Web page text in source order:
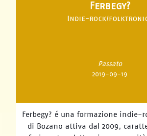
Ferbegy?
Indie-rock/
Passato
2019-09-19
Ferbegy? é una formazione indie-
di Bozano attiva dal 2009,